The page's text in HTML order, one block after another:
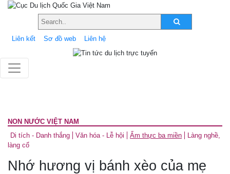
Liên kết Sơ đồ web Liên hệ
NON NƯỚC VIỆT NAM
Di tích - Danh thắng
Văn hóa - Lễ hội Ẩm thực ba miền
Làng nghề,
làng cổ
Nhớ hương vị bánh xèo của mẹ